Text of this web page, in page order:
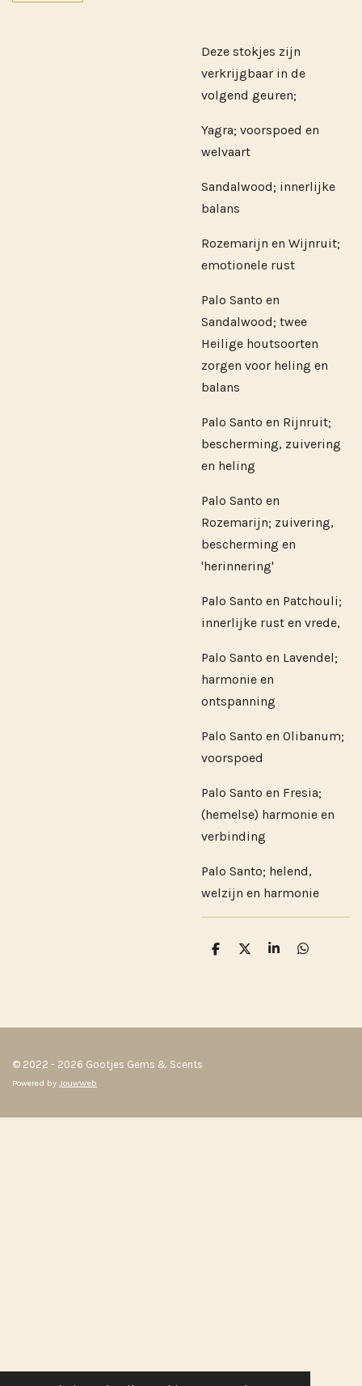
Deze stokjes zijn
verkrijgbaar in de
volgend geuren;
Yagra; voorspoed en
welvaart
Sandalwood; innerlijke
balans
Rozemarijn en Wijnruit;
emotionele rust
Palo Santo en
Sandalwood; twee
Heilige houtsoorten
zorgen voor heling en
balans
Palo Santo en Rijnruit;
bescherming, zuivering
en heling
Palo Santo en
Rozemarijn; zuivering,
bescherming en
'herinnering'
Palo Santo en Patchouli;
innerlijke rust en vrede,
Palo Santo en Lavendel;
harmonie en
ontspanning
Palo Santo en Olibanum;
voorspoed
Palo Santo en Fresia;
(hemelse) harmonie en
verbinding
Palo Santo; helend,
welzijn en harmonie
D
D
S
D
© 2022 - 2026 Gootjes Gems & Scents
Powered by JouwWeb